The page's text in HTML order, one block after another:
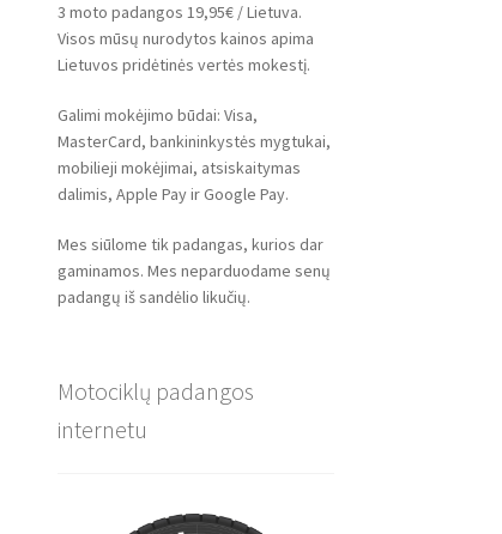
3 moto padangos 19,95€ / Lietuva.
Visos mūsų nurodytos kainos apima
Lietuvos pridėtinės vertės mokestį.
Galimi mokėjimo būdai: Visa,
MasterCard, bankininkystės mygtukai,
mobilieji mokėjimai, atsiskaitymas
dalimis, Apple Pay ir Google Pay.
Mes siūlome tik padangas, kurios dar
gaminamos. Mes neparduodame senų
padangų iš sandėlio likučių.
Motociklų padangos
internetu